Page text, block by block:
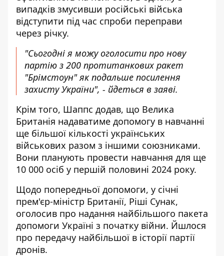
випадків змусивши російські війська
відступити під час спроби переправи
через річку.
"Сьогодні я можу оголосити про нову
партію з 200 протитанкових ракет
"Брімстоун" як подальше посилення
захисту України", - йдеться в заяві.
Крім того, Шаппс додав, що Велика
Британія надаватиме допомогу в навчанні
ще більшої кількості українських
військових разом з іншими союзниками.
Вони планують провести навчання для ще
10 000 осіб у першій половині 2024 року.
Щодо попередньої допомоги, у січні
прем'єр-міністр Британії, Ріші Сунак,
оголосив про надання найбільшого пакета
допомоги Україні з початку війни. Йшлося
про передачу найбільшої в історії партії
дронів.